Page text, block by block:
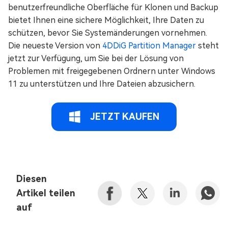
benutzerfreundliche Oberfläche für Klonen und Backup
bietet Ihnen eine sichere Möglichkeit, Ihre Daten zu
schützen, bevor Sie Systemänderungen vornehmen.
Die neueste Version von 4DDiG Partition Manager steht
jetzt zur Verfügung, um Sie bei der Lösung von
Problemen mit freigegebenen Ordnern unter Windows
11 zu unterstützen und Ihre Dateien abzusichern.
JETZT KAUFEN
Diesen
Artikel teilen
auf